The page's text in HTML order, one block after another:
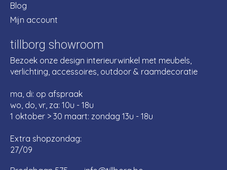
Blog
Mijn account
tillborg showroom
Bezoek onze design interieurwinkel met meubels,
verlichting, accessoires, outdoor & raamdecoratie
ma, di: op afspraak
wo, do, vr, za: 10u - 18u
1 oktober > 30 maart: zondag 13u - 18u
Extra shopzondag:
27/09